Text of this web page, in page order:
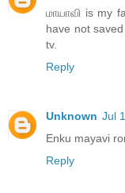
மாயாவி is my
have not
tv.
Reply
Unknown Jul
Enku mayavi
Reply